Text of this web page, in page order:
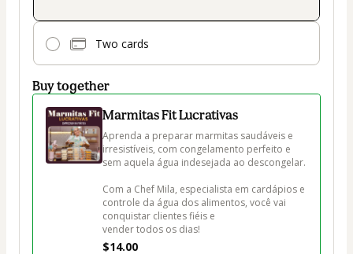
Two cards
Buy together
Marmitas Fit Lucrativas
Aprenda a preparar marmitas saudáveis e
irresistíveis, com congelamento perfeito e
sem aquela água indesejada ao descongelar.
Com a Chef Mila, especialista em cardápios e
controle da água dos alimentos, você vai
conquistar clientes fiéis e
vender todos os dias!
$14.00